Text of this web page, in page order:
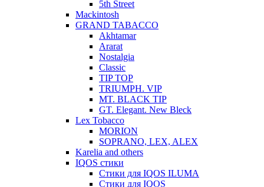
5th Street
Mackintosh
GRAND TABACCO
Akhtamar
Ararat
Nostalgia
Classic
TIP TOP
TRIUMPH. VIP
MT. BLACK TIP
GT. Elegant. New Bleck
Lex Tobacco
MORION
SOPRANO, LEX, ALEX
Karelia and others
IQOS стики
Стики для IQOS ILUMA
Стики для IQOS